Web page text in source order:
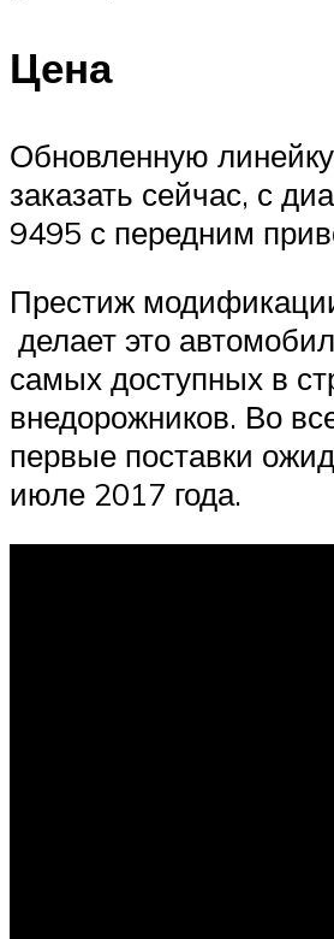
Цена
Обновленную
заказать сейчас, с
9495 с передним
Престиж
делает это
самых доступных в
внедорожников. Во
первые поставки
июле 2017 года.